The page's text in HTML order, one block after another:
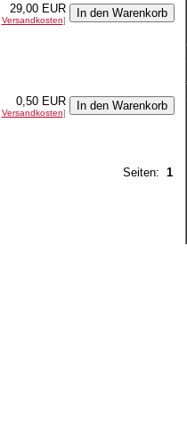
29,00 EUR
Versandkosten]
0,50 EUR
Versandkosten]
Seiten: 1